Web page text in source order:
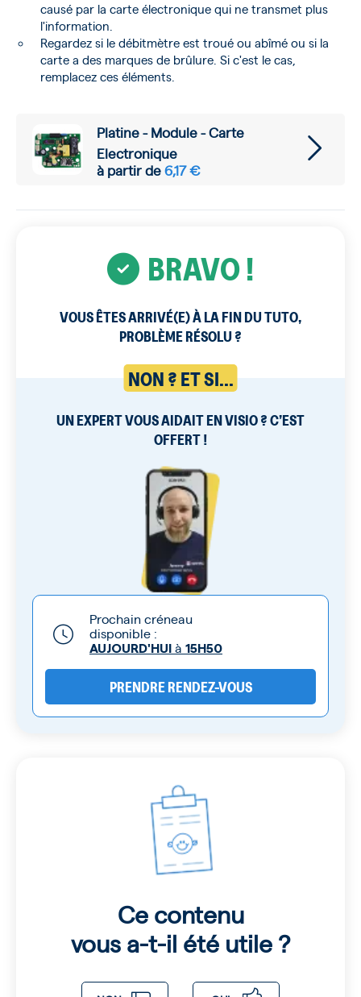
causé par la carte électronique qui ne transmet plus
l'information.
Regardez si le débitmètre est troué ou abîmé ou si la
carte a des marques de brûlure. Si c'est le cas,
remplacez ces éléments.
Platine - Module - Carte
Electronique
à partir de6,17 €
BRAVO !
VOUS ÊTES ARRIVÉ(E) À LA FIN DU TUTO,
PROBLÈME RÉSOLU ?
NON ? ET SI...
UN EXPERT VOUS AIDAIT EN VISIO ? C’EST
OFFERT !
Prochain créneau
disponible :
AUJOURD'HUI à 15H50
PRENDRE RENDEZ-VOUS
Ce contenu
vous a-t-il été utile ?